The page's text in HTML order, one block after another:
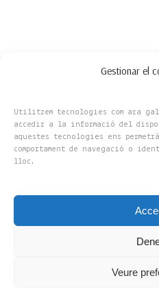
Gestionar el
Utilitzem tecnologies com ara
accedir a la informació del
aquestes tecnologies ens
comportament de navegació o
lloc.
Veure
Copyright 2025 ©
UX Design by